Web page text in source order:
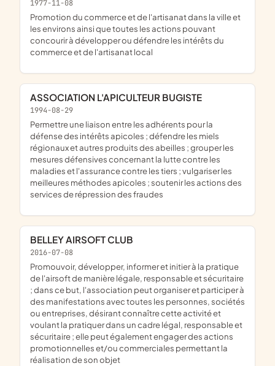
1977-11-08
promotion du commerce et de l'artisanat dans la ville et
les environs ainsi que toutes les actions pouvant
concourir à développer ou défendre les intérêts du
commerce et de l'artisanat local
ASSOCIATION L'APICULTEUR BUGISTE
1994-08-29
permettre une liaison entre les adhérents pour la
défense des intérêts apicoles ; défendre les miels
régionaux et autres produits des abeilles ; grouper les
mesures défensives concernant la lutte contre les
maladies et l'assurance contre les tiers ; vulgariser les
meilleures méthodes apicoles ; soutenir les actions des
services de répression des fraudes
BELLEY AIRSOFT CLUB
2016-07-08
promouvoir, développer, informer et initier à la pratique
de l'airsoft de manière légale, responsable et sécuritaire
; dans ce but, l'association peut organiser et participer à
des manifestations avec toutes les personnes, sociétés
ou entreprises, désirant connaître cette activité et
voulant la pratiquer dans un cadre légal, responsable et
sécuritaire ; elle peut également engager des actions
promotionnelles et/ou commerciales permettant la
réalisation de son objet